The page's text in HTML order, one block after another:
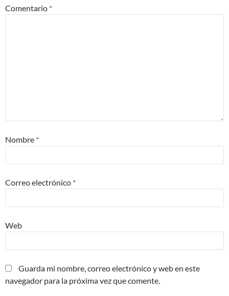
Comentario *
Nombre *
Correo electrónico *
Web
Guarda mi nombre, correo electrónico y web en este
navegador para la próxima vez que comente.